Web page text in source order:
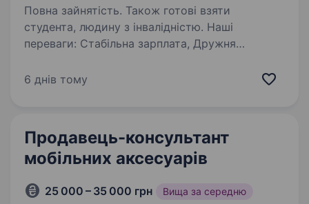
Повна зайнятість. Також готові взяти
студента, людину з інвалідністю. Наші
переваги: Стабільна зарплата, Дружня
Гнучкий графік роботи, Комфортні умови для
6 днів тому
Продавець-консультант
мобільних аксесуарів
25 000 – 35 000 грн Вища за середню